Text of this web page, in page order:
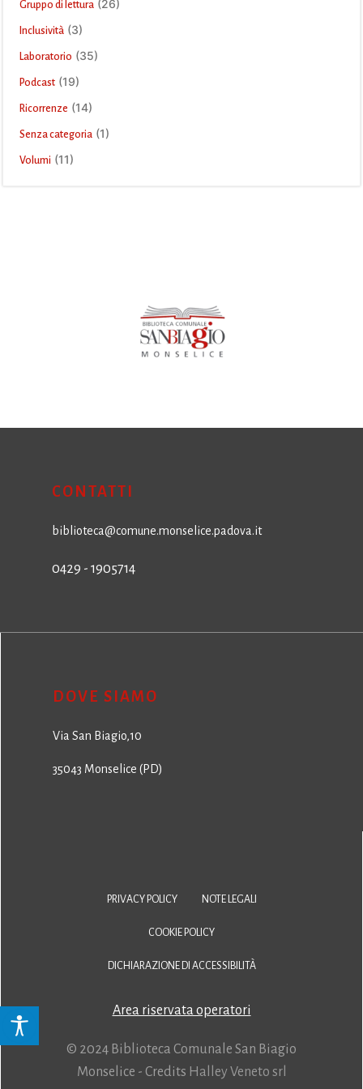
Gruppo di lettura (26)
Inclusività (3)
Laboratorio (35)
Podcast (19)
Ricorrenze (14)
Senza categoria (1)
Volumi (11)
CONTATTI
biblioteca@comune.monselice.padova.it
0429 - 1905714
DOVE SIAMO
Via San Biagio,10
35043 Monselice (PD)
PRIVACY POLICY NOTE LEGALI
COOKIE POLICY
DICHIARAZIONE DI ACCESSIBILITÀ
Area riservata operatori
© 2024 Biblioteca Comunale San Biagio
Monselice - Credits Halley Veneto srl